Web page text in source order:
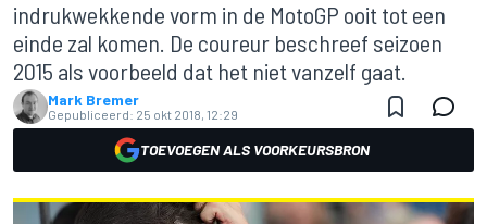
indrukwekkende vorm in de MotoGP ooit tot een
einde zal komen. De coureur beschreef seizoen
2015 als voorbeeld dat het niet vanzelf gaat.
Mark Bremer
Gepubliceerd: 25 okt 2018, 12:29
TOEVOEGEN ALS VOORKEURSBRON